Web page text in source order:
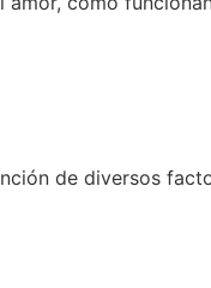
de diversos